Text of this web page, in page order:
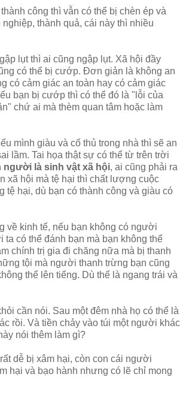
công thì vẫn có thể bị chèn ép và
thành quả, cái này thì nhiều
lụt thì ai cũng ngập lụt. Xã hội đầy
có thể bị cướp. Đơn giản là không an
có cảm giác an toàn hay có cảm giác
bạn bị cướp thì có thể đó là "lỗi của
chứ ai mà thèm quan tâm hoặc làm
mình giàu và cố thủ trong nhà thì sẽ an
lầm. Tai họa thật sự có thể từ trên trời
người là sinh vật xã hội, ai cũng phải ra
xã hội mà tệ hại thì chất lượng cuộc
tệ hại, dù bạn có thành công và giàu có
về kinh tế, nếu bạn không có người
có thể đánh bạn mà bạn không thể
chính trị gia đi chăng nữa mà bị thanh
tội mà người thanh trừng bạn cũng
thể lên tiếng. Dù thế là ngang trái và
cần nói. Sau một đêm nhà họ có thể là
rồi. Và tiền chảy vào túi một người khác
nói thêm làm gì?
dễ bị xâm hại, còn con cái người
hại và bạo hành nhưng có lẽ chỉ mong